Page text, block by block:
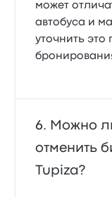
может
автобуса и
уточнить
Можно
отменить
Tupiza?